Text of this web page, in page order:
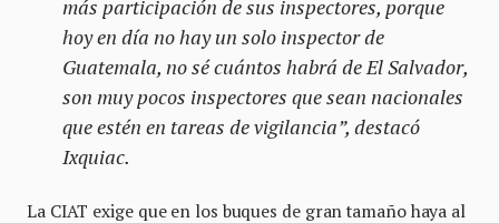
más participación de sus inspectores, porque
hoy en día no hay un solo inspector de
Guatemala, no sé cuántos habrá de El Salvador,
son muy pocos inspectores que sean nacionales
que estén en tareas de vigilancia”, destacó
Ixquiac.
La CIAT exige que en los buques de gran tamaño haya al